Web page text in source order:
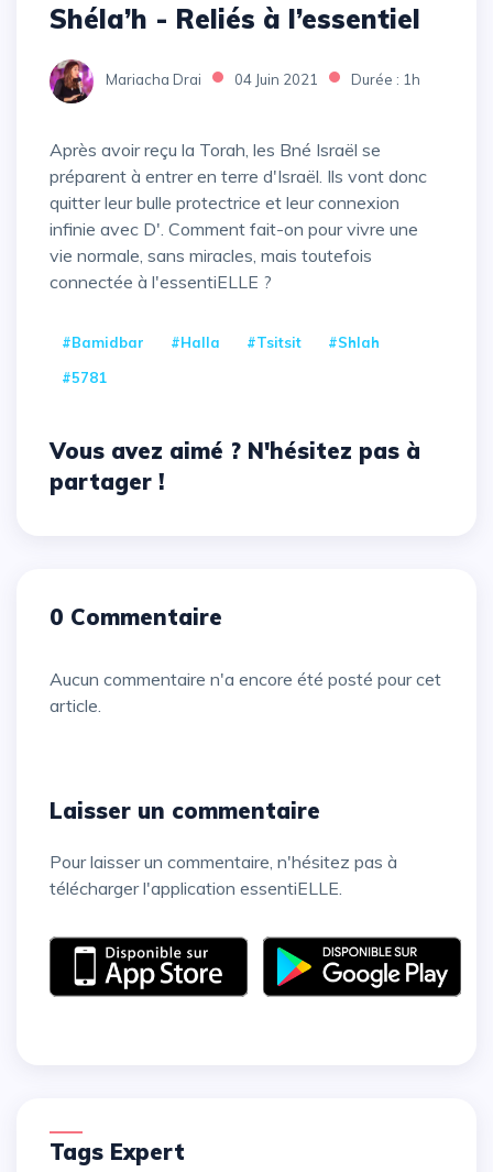
Shéla’h - Reliés à l’essentiel
Mariacha Drai 04 Juin 2021 Durée : 1h
Après avoir reçu la Torah, les Bné Israël se
préparent à entrer en terre d'Israël. Ils vont donc
quitter leur bulle protectrice et leur connexion
infinie avec D'. Comment fait-on pour vivre une
vie normale, sans miracles, mais toutefois
connectée à l'essentiELLE ?
#Bamidbar #Halla #Tsitsit
#Shlah
#5781
Vous avez aimé ? N'hésitez pas à
partager !
0 Commentaire
Aucun commentaire n'a encore été posté pour cet
article.
Laisser un commentaire
Pour laisser un commentaire, n'hésitez pas à
télécharger l'application essentiELLE.
Tags Expert